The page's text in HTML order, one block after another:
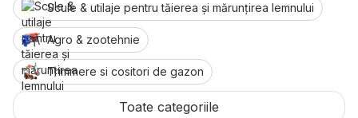
Scule & utilaje pentru tăierea și mărunțirea lemnului
Agro & zootehnie
Trimmere si cositori de gazon
Cultivatoare, motocultoare, minitractoare
Toate categoriile